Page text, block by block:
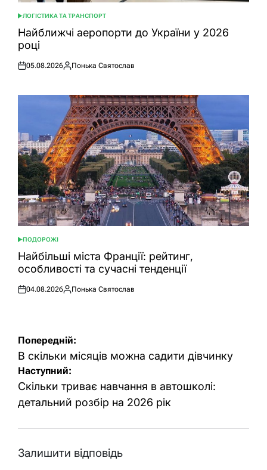
ОПУБЛІКУВАТИ
У
ЛОГІСТИКА ТА ТРАНСПОРТ
Найближчі аеропорти до України у 2026
році
Оприлюднено
05.08.2026
Опубліковано
Понька Святослав
ОПУБЛІКУВАТИ
У
ПОДОРОЖІ
Найбільші міста Франції: рейтинг,
особливості та сучасні тенденції
Оприлюднено
04.08.2026
Опубліковано
Понька Святослав
Навігація
записів
Попередній:
В скільки місяців можна садити дівчинку
Наступний:
Скільки триває навчання в автошколі:
детальний розбір на 2026 рік
Залишити відповідь